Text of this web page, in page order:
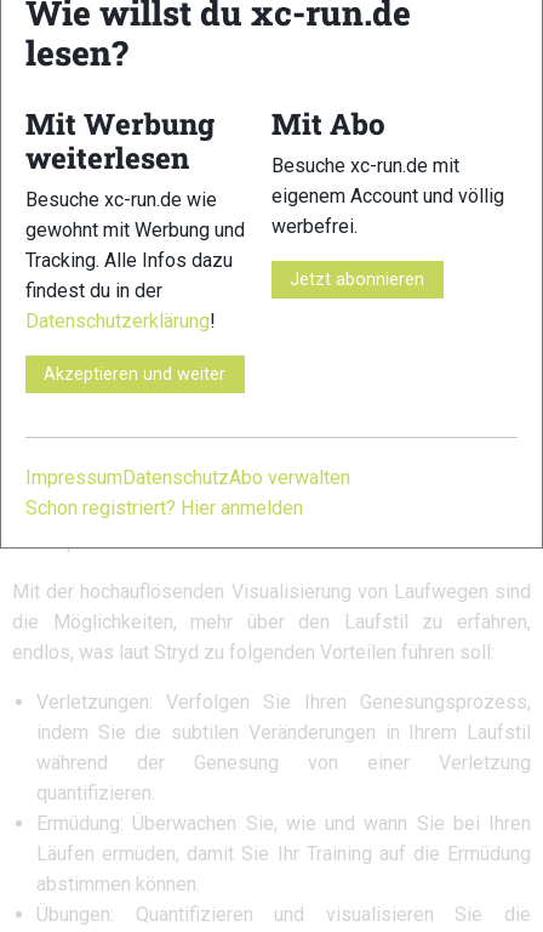
Bodenkontaktzeit-Balance
Vertikale Ratio
Federsteifigkeit der Beine Balance
Stoßbelastungsrate Balance
Stryd Duo bietet auch zusätzliche Genauigkeitsvorteile
gegenüber dem Next Gen Stryd, wie z.B. eine höhere
Datenstabilität ohne Einbußen bei der Reaktionsfähigkeit für
bestehende Stryd-Leistungsmesswerte, wie Stryd Power,
Form Power und Air Power.
Was bringt mir Stryd Footpath?
Laufs zu visualisieren und über mehrere Läufe hinweg zu
vergleichen, und zwar anhand von Seiten-, Rücken- und
Höhenprofilen.
Mit der hochauflösenden Visualisierung von Laufwegen sind
die Möglichkeiten, mehr über den Laufstil zu erfahren,
endlos, was laut Stryd zu folgenden Vorteilen führen soll:
Verletzungen: Verfolgen Sie Ihren Genesungsprozess,
indem Sie die subtilen Veränderungen in Ihrem Laufstil
während der Genesung von einer Verletzung
quantifizieren.
Ermüdung: Überwachen Sie, wie und wann Sie bei Ihren
Läufen ermüden, damit Sie Ihr Training auf die Ermüdung
abstimmen können.
Übungen: Quantifizieren und visualisieren Sie die
Wie willst du xc-run.de
lesen?
Mit Werbung
weiterlesen
Besuche xc-run.de wie
gewohnt mit Werbung und
Tracking. Alle Infos dazu
findest du in der
Datenschutzerklärung!
Akzeptieren und weiter
Mit Abo
Besuche xc-run.de mit
eigenem Account und völlig
werbefrei.
Jetzt abonnieren
ImpressumDatenschutzAbo verwalten
Schon registriert? Hier anmelden